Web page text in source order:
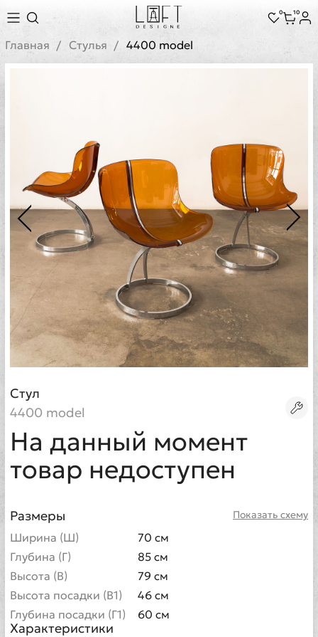
0 10
Главная Стулья 4400 model
Стул
4400 model
На данный момент
товар недоступен
Показать схему
Размеры
Ширина (Ш)
70 см
Глубина (Г)
85 см
Высота (В)
79 см
Высота посадки (В1)
46 см
Глубина посадки (Г1)
60 см
Характеристики